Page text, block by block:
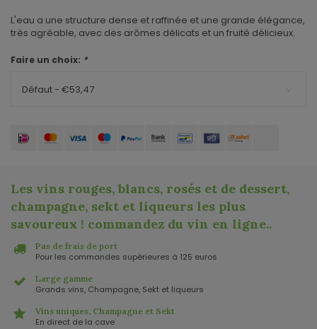
L'eau a une structure dense et raffinée et une grande élégance,
très agréable, avec des arômes délicats et un fruité délicieux.
Faire un choix: *
Défaut - €53,47
Les vins rouges, blancs, rosés et de dessert,
champagne, sekt et liqueurs les plus
savoureux ! commandez du vin en ligne..
Pas de frais de port
Pour les commandes supérieures à 125 euros
Large gamme
Grands vins, Champagne, Sekt et liqueurs
Vins uniques, Champagne et Sekt
En direct de la cave